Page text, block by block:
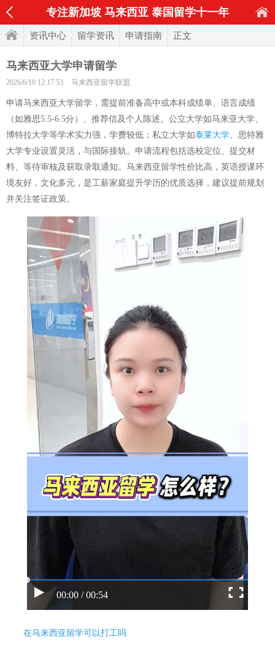
专注新加坡 马来西亚 泰国留学十一年
资讯中心 留学资讯 申请指南 正文
马来西亚大学申请留学
2026/6/10 12:17:53 马来西亚留学联盟
申请马来西亚大学留学，需提前准备高中或本科成绩单、语言成绩
（如雅思5.5-6.5分）、推荐信及个人陈述。公立大学如马来亚大学、
博特拉大学等学术实力强，学费较低；私立大学如泰莱大学、思特雅
大学专业设置灵活，与国际接轨。申请流程包括选校定位、提交材
料、等待审核及获取录取通知。马来西亚留学性价比高，英语授课环
境友好，文化多元，是工薪家庭提升学历的优质选择，建议提前规划
并关注签证政策。
00:00 / 00:54
在马来西亚留学可以打工吗